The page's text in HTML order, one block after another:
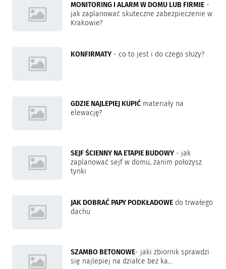
MONITORING I ALARM W DOMU LUB FIRMIE -
jak zaplanować skuteczne zabezpieczenie w
Krakowie?
KONFIRMATY - co to jest i do czego służy?
GDZIE NAJLEPIEJ KUPIĆ materiały na
elewację?
SEJF ŚCIENNY NA ETAPIE BUDOWY - jak
zaplanować sejf w domu, zanim położysz
tynki
JAK DOBRAĆ PAPY PODKŁADOWE do trwałego
dachu
SZAMBO BETONOWE- jaki zbiornik sprawdzi
się najlepiej na działce bez ka...